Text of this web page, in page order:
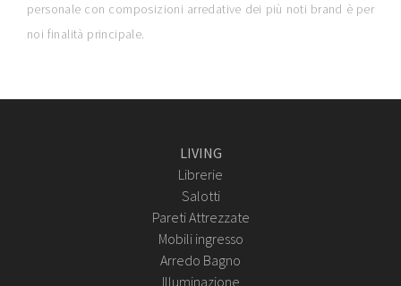
personale con composizioni arredative dei più noti brand è per
noi finalità principale.
LIVING
Librerie
Salotti
Pareti Attrezzate
Mobili ingresso
Arredo Bagno
Illuminazione